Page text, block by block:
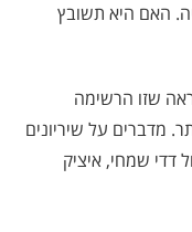
האם היא תשובץ
שזו הרשימה
מדברים על שיריונים
דדי שמחי, איציק